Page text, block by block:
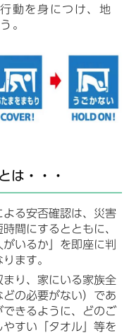
動を身につけ、地
。
は・・・
よる安否確認は、災害
間にするとともに、
がいるか」を即座に判
ます。
り、家にいる家族全
の必要がない）であ
きるように、
どのご
やすい「タオル」等を